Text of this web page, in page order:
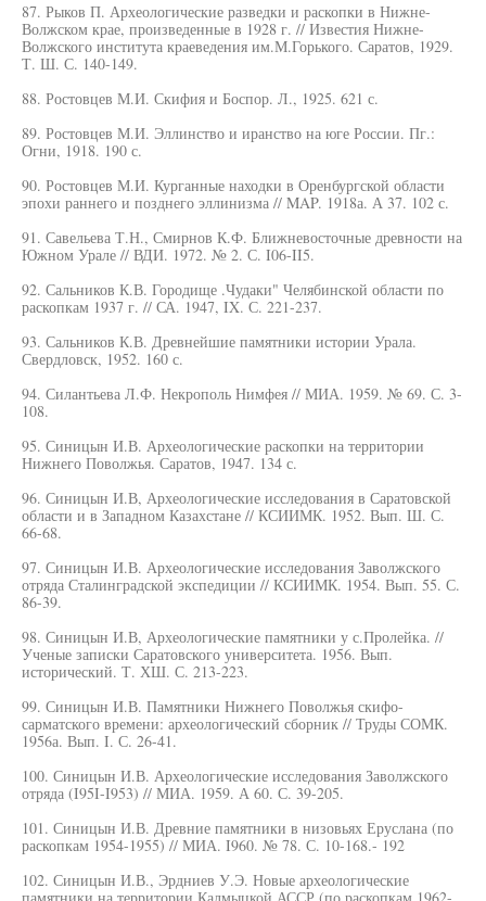
87. Рыков П. Археологические разведки и раскопки в Нижне-
Волжском крае, произведенные в 1928 г. // Известия Нижне-
Волжского института краеведения им.М.Горького. Саратов, 1929.
Т. Ш. С. 140-149.
88. Ростовцев М.И. Скифия и Боспор. Л., 1925. 621 с.
89. Ростовцев М.И. Эллинство и иранство на юге России. Пг.:
Огни, 1918. 190 с.
90. Ростовцев М.И. Курганные находки в Оренбургской области
эпохи раннего и позднего эллинизма // MAP. 1918а. А 37. 102 с.
91. Савельева Т.Н., Смирнов К.Ф. Ближневосточные древности на
Южном Урале // ВДИ. 1972. № 2. С. I06-II5.
92. Сальников К.В. Городище .Чудаки" Челябинской области по
раскопкам 1937 г. // СА. 1947, IX. С. 221-237.
93. Сальников К.В. Древнейшие памятники истории Урала.
Свердловск, 1952. 160 с.
94. Силантьева Л.Ф. Некрополь Нимфея // МИА. 1959. № 69. С. 3-
108.
95. Синицын И.В. Археологические раскопки на территории
Нижнего Поволжья. Саратов, 1947. 134 с.
96. Синицын И.В, Археологические исследования в Саратовской
области и в Западном Казахстане // КСИИМК. 1952. Вып. Ш. С.
66-68.
97. Синицын И.В. Археологические исследования Заволжского
отряда Сталинградской экспедиции // КСИИМК. 1954. Вып. 55. С.
86-39.
98. Синицын И.В, Археологические памятники у с.Пролейка. //
Ученые записки Саратовского университета. 1956. Вып.
исторический. Т. ХШ. С. 213-223.
99. Синицын И.В. Памятники Нижнего Поволжья скифо-
сарматского времени: археологический сборник // Труды СОМК.
1956а. Вып. I. С. 26-41.
100. Синицын И.В. Археологические исследования Заволжского
отряда (I95I-I953) // МИА. 1959. А 60. С. 39-205.
101. Синицын И.В. Древние памятники в низовьях Еруслана (по
раскопкам 1954-1955) // МИА. I960. № 78. С. 10-168.- 192
102. Синицын И.В., Эрдниев У.Э. Новые археологические